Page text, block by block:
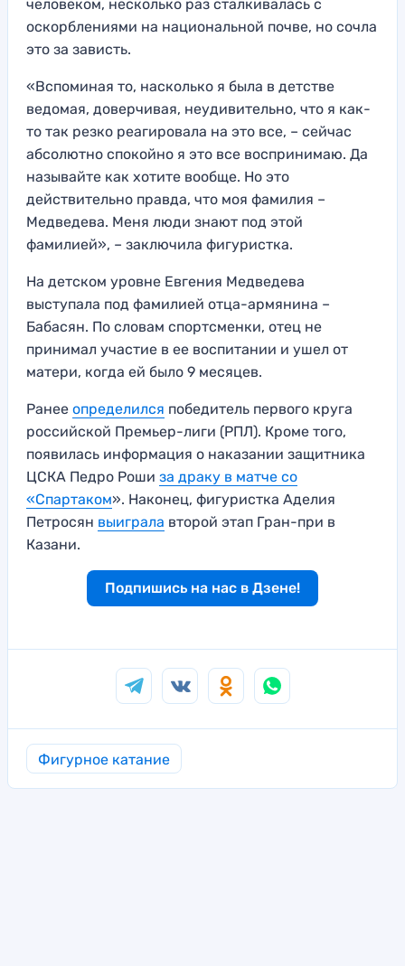
человеком, несколько раз сталкивалась с
оскорблениями на национальной почве, но сочла
это за зависть.
«Вспоминая то, насколько я была в детстве
ведомая, доверчивая, неудивительно, что я как-
то так резко реагировала на это все, – сейчас
абсолютно спокойно я это все воспринимаю. Да
называйте как хотите вообще. Но это
действительно правда, что моя фамилия –
Медведева. Меня люди знают под этой
фамилией», – заключила фигуристка.
На детском уровне Евгения Медведева
выступала под фамилией отца-армянина –
Бабасян. По словам спортсменки, отец не
принимал участие в ее воспитании и ушел от
матери, когда ей было 9 месяцев.
Ранее определился победитель первого круга
российской Премьер-лиги (РПЛ). Кроме того,
появилась информация о наказании защитника
ЦСКА Педро Роши за драку в матче со
«Спартаком». Наконец, фигуристка Аделия
Петросян выиграла второй этап Гран-при в
Казани.
Подпишись на нас в Дзене!
Фигурное катание